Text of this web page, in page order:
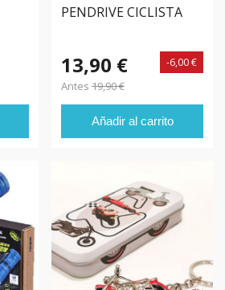
PENDRIVE CICLISTA
13,90 €
Antes 19,90 €
-6,00 €
Añadir al carrito